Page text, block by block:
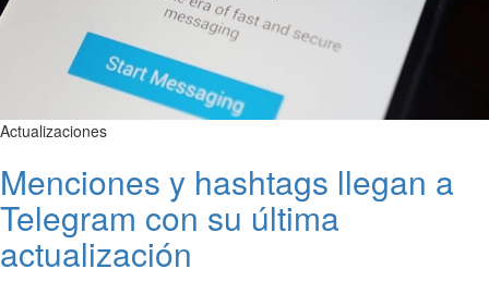
Actualizaciones
Menciones y hashtags llegan a
Telegram con su última
actualización